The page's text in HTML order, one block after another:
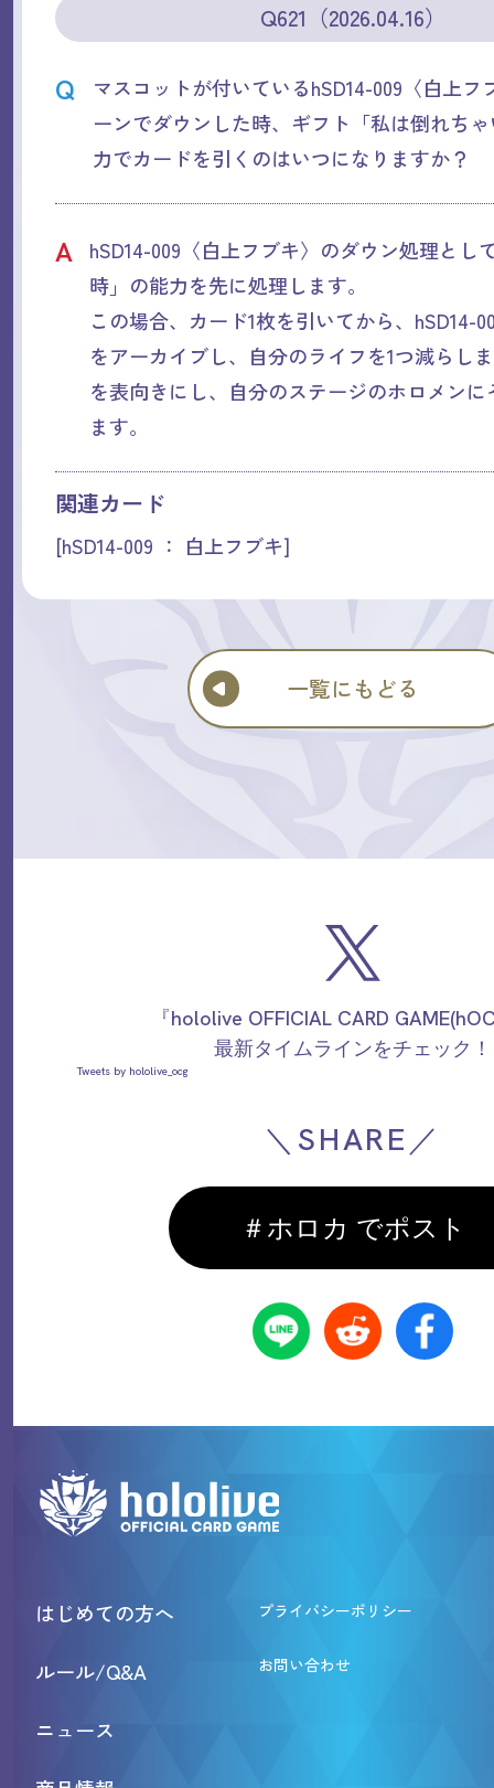
Q621（2026.04.16）
Q
マスコットが付いているhSD14-009〈白上フ
ーンでダウンした時、ギフト「私は倒れち
力でカードを引くのはいつになりますか？
A
hSD14-009〈白上フブキ〉のダウン処理とし
時」の能力を先に処理します。
この場合、カード1枚を引いてから、hSD14-
をアーカイブし、自分のライフを1つ減らし
を表向きにし、自分のステージのホロメン
ます。
関連カード
[hSD14-009 ： 白上フブキ]
一覧にもどる
『hololive OFFICIAL CARD
最新タイムラインをチェック！
Tweets by hololive_ocg
＼SHARE／
＃ホロカ でポスト
はじめての方へ
ルール/Q&A
ニュース
プライバシーポリシー
お問い合わせ